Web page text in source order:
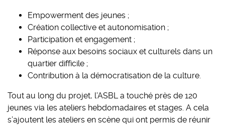
Empowerment des jeunes ;
Création collective et autonomisation ;
Participation et engagement ;
Réponse aux besoins sociaux et culturels dans un
quartier difficile ;
Contribution à la démocratisation de la culture.
Tout au long du projet, l’ASBL a touché près de 120
jeunes via les ateliers hebdomadaires et stages. A cela
s’ajoutent les ateliers en scène qui ont permis de réunir